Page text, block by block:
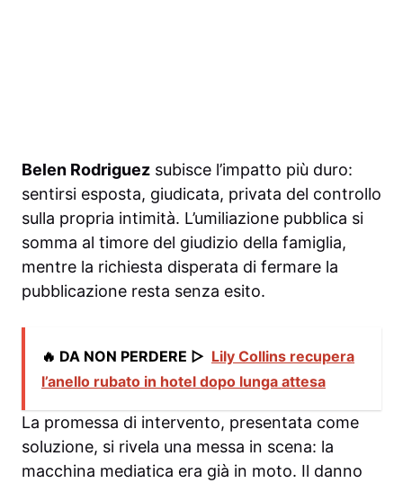
Belen Rodriguez subisce l’impatto più duro:
sentirsi esposta, giudicata, privata del controllo
sulla propria intimità. L’umiliazione pubblica si
somma al timore del giudizio della famiglia,
mentre la richiesta disperata di fermare la
pubblicazione resta senza esito.
🔥 DA NON PERDERE ▷ Lily Collins recupera
l’anello rubato in hotel dopo lunga attesa
La promessa di intervento, presentata come
soluzione, si rivela una messa in scena: la
macchina mediatica era già in moto. Il danno